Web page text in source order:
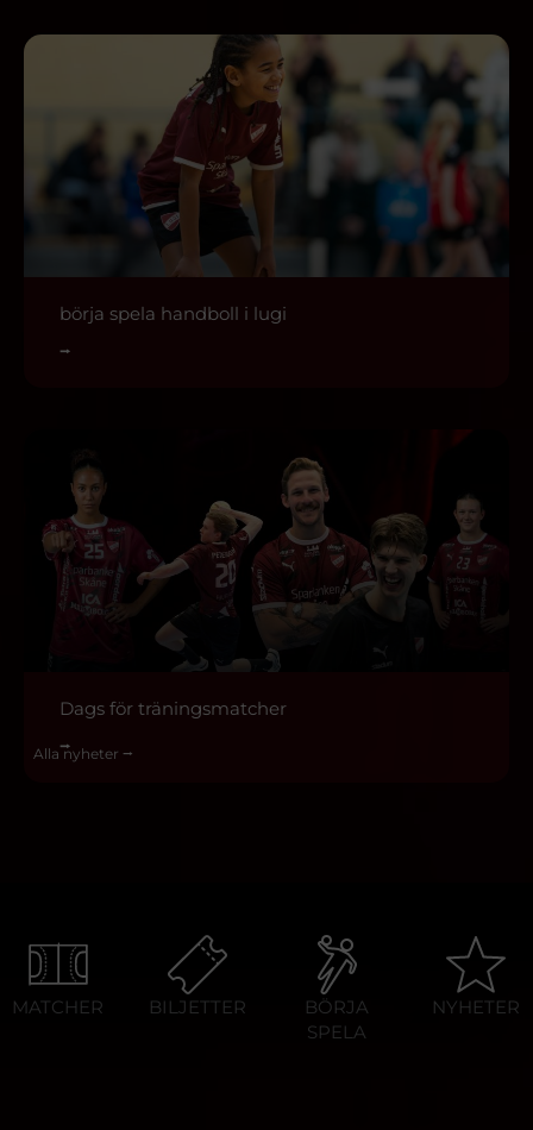
börja spela handboll i lugi
⭢
Dags för träningsmatcher
⭢
Alla nyheter ⭢
MATCHER BILJETTER
BÖRJA
SPELA
NYHETER